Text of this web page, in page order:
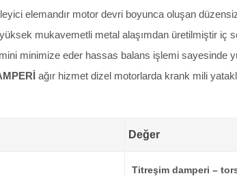
elemandır motor devri boyunca oluşan
mukavemetli metal alaşımdan üretilmiştir iç
minimize eder hassas balans işlemi sayesinde
ağır hizmet dizel motorlarda krank mili
Değer
Titreşim damperi –